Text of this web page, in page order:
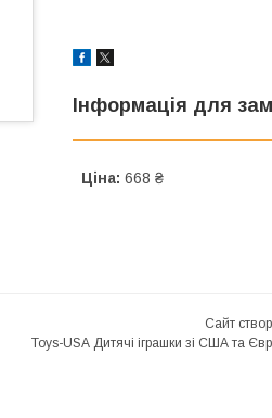
Інформація для
Ціна: 668 ₴
Сайт